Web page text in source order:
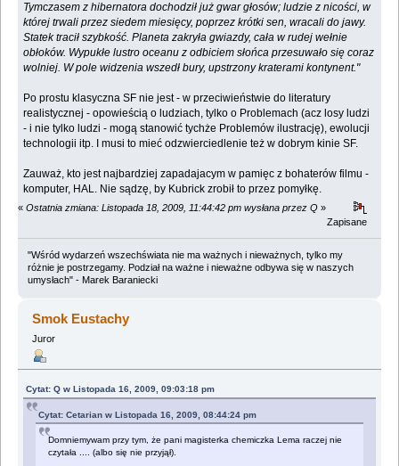
Tymczasem z hibernatora dochodził już gwar głosów; ludzie z nicości, w
której trwali przez siedem miesięcy, poprzez krótki sen, wracali do jawy.
Statek tracił szybkość. Planeta zakryła gwiazdy, cała w rudej wełnie
obłoków. Wypukłe lustro oceanu z odbiciem słońca przesuwało się coraz
wolniej. W pole widzenia wszedł bury, upstrzony kraterami kontynent."
Po prostu klasyczna SF nie jest - w przeciwieństwie do literatury
realistycznej - opowieścią o ludziach, tylko o Problemach (acz losy ludzi
- i nie tylko ludzi - mogą stanowić tychże Problemów ilustrację), ewolucji
technologii itp. I musi to mieć odzwierciedlenie też w dobrym kinie SF.
Zauważ, kto jest najbardziej zapadajacym w pamięc z bohaterów filmu -
komputer, HAL. Nie sądzę, by Kubrick zrobił to przez pomyłkę.
« Ostatnia zmiana: Listopada 18, 2009, 11:44:42 pm wysłana przez Q »
Zapisane
"Wśród wydarzeń wszechświata nie ma ważnych i nieważnych, tylko my
różnie je postrzegamy. Podział na ważne i nieważne odbywa się w naszych
umysłach" - Marek Baraniecki
Smok Eustachy
Juror
Cytat: Q w Listopada 16, 2009, 09:03:18 pm
Cytat: Cetarian w Listopada 16, 2009, 08:44:24 pm
Domniemywam przy tym, że pani magisterka chemiczka Lema raczej nie
czytała .... (albo się nie przyjął).